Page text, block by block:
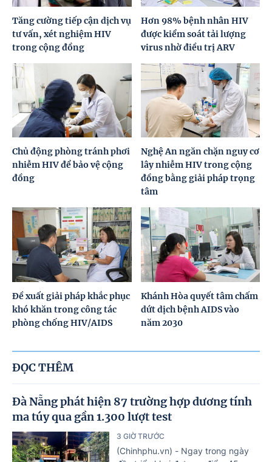
Tăng cường tiếp cận dịch vụ
tư vấn, xét nghiệm HIV
trong cộng đồng
Hơn 98% bệnh nhân HIV
được kiểm soát tải lượng
virus nhờ điều trị ARV
Chủ động phòng tránh phơi
nhiễm HIV để bảo vệ cộng
đồng
Nghệ An ngăn chặn nguy cơ
lây nhiễm HIV trong cộng
đồng bằng giải pháp trọng
tâm
Đề xuất giải pháp khắc phục
khó khăn trong công tác
phòng chống HIV/AIDS
Khánh Hòa quyết tâm chấm
dứt dịch bệnh AIDS vào
năm 2030
ĐỌC THÊM
Đà Nẵng phát hiện 87 trường hợp dương tính
ma túy qua gần 1.300 lượt test
3 GIỜ TRƯỚC
(Chinhphu.vn) - Ngay trong ngày